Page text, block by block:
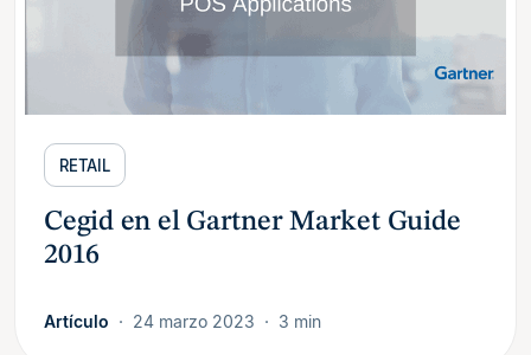
RETAIL
Cegid en el Gartner Market Guide
2016
Artículo 24 marzo 2023 3 min